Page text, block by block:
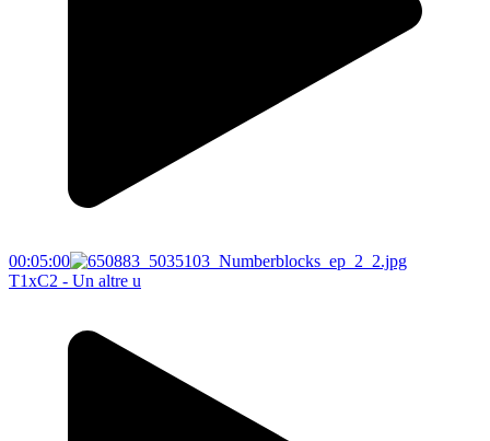
00:05:00
T1xC2 - Un altre u